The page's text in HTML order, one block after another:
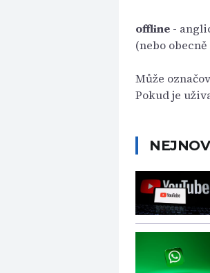
offline -
(nebo
Může
Pokud je